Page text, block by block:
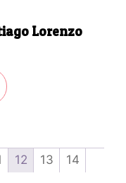
Lorenzo
12 13
14